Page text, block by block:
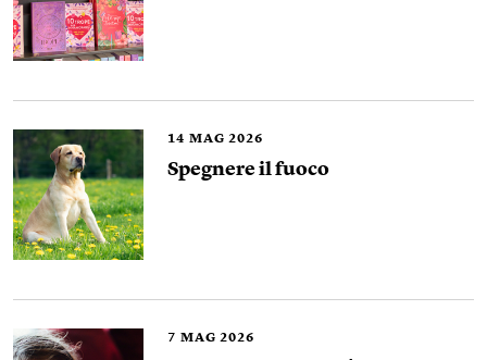
14 MAG 2026
Spegnere il fuoco
7 MAG 2026